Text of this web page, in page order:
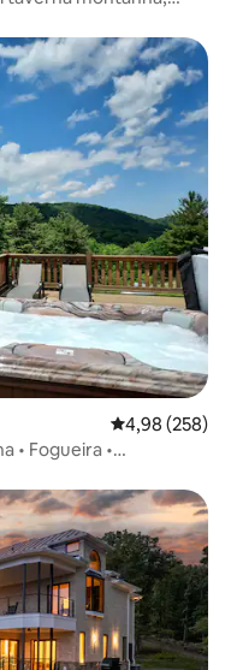
4,98 de uma
4,98 (258)
• Fogueira •